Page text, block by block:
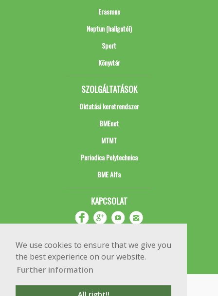
We use cookies to ensure that we give you
the best experience on our website.
Further information
Erasmus
Neptun (hallgatói)
Sport
Könyvtár
SZOLGÁLTATÁSOK
Oktatási keretrendszer
BMEnet
MTMT
Periodica Polytechnica
BME Alfa
KAPCSOLAT
Copyright © 2020 BME Építőmérnöki Kar